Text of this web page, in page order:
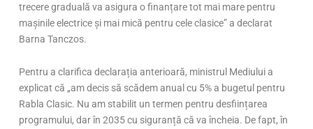
trecere graduală va asigura o finanțare tot mai mare pentru
mașinile electrice și mai mică pentru cele clasice” a declarat
Barna Tanczos.
Pentru a clarifica declarația anterioară, ministrul Mediului a
explicat că „am decis să scădem anual cu 5% a bugetul pentru
Rabla Clasic. Nu am stabilit un termen pentru desființarea
programului, dar în 2035 cu siguranță că va încheia. De fapt, în